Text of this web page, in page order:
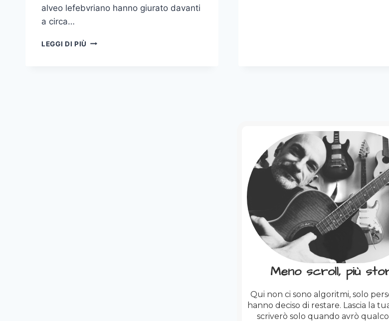
alveo lefebvriano hanno giurato davanti
a circa…
LEGGI DI PIÙ VOLETE
Meno scroll, più
Qui non ci sono algoritmi, solo
hanno deciso di restare. Lascia la
scriverò solo quando avrò